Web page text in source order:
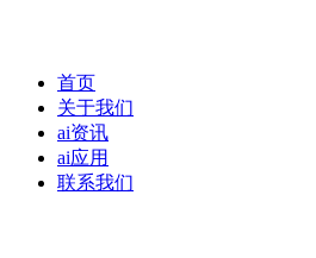
首页
关于我们
ai资讯
ai应用
联系我们